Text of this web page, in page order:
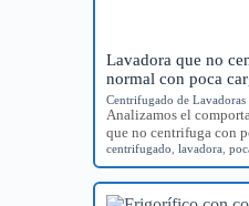
Lavadora que no
normal con poca
Centrifugado de Lavadoras
Analizamos el
que no centrifuga con
centrifugado ,lavadora ,